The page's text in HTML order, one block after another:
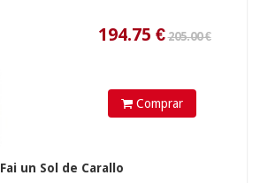
Comprar
Fai un Sol de Carallo
25.90 €